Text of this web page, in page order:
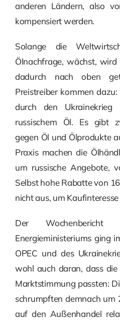
anderen Ländern, also
kompensiert werden.
Solange die
Ölnachfrage, wächst, wird
dadurch nach oben
Preistreiber kommen
durch den Ukrainekrieg
russischem Öl. Es gibt
gegen Öl und Ölprodukte
Praxis machen die
um russische Angebote,
Selbst hohe Rabatte von
nicht aus, um
Der Wochenbericht
Energieministeriums ging
OPEC und des
wohl auch daran, dass
Marktstimmung passten:
schrumpften demnach um
auf den Außenhandel